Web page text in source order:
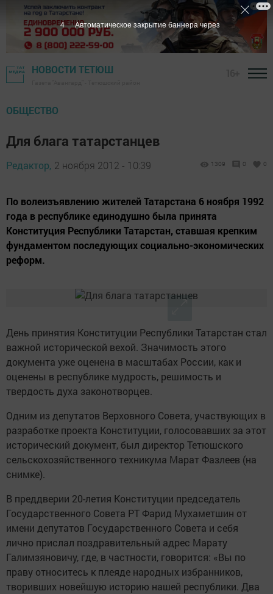
НОВОСТИ ТЕТЮШ
ОБЩЕСТВО
Для блага татарстанцев
Редактор, 2 ноября 2012 - 10:39 1309 0 0
По волеизъявлению жителей Татарстана 6 ноября 1992
года в республике единодушно была принята
Конституция Республики Татарстан, ставшая крепким
фундаментом последующих социально-экономических
реформ.
День принятия Конституции Республики Татарстан стал
важной исторической вехой. Значимость этого
документа уже оценена в масштабах России, как и
оценены в республике мудрость, решимость и
твердость духа законотворцев.
Одним из депутатов Верховного Совета, участвующих в
разработке проекта Конституции, голосовавших за этот
исторический документ, был директор Тетюшского
сельскохозяйственного техникума Марат Фазлеев (на
снимке).
В преддверии 20-летия Конституции председатель
Государственного Совета РТ Фарид Мухаметшин от
имени депутатов Государственного Совета и себя
лично прислал поздравительный адрес Марату
Галимзяновичу, где, в частности, говорится: «Вы по
праву относитесь к плеяде народных избранников,
творивших новейшую историю нашей респуб­лики. Два
3 Автоматическое закрытие баннера через